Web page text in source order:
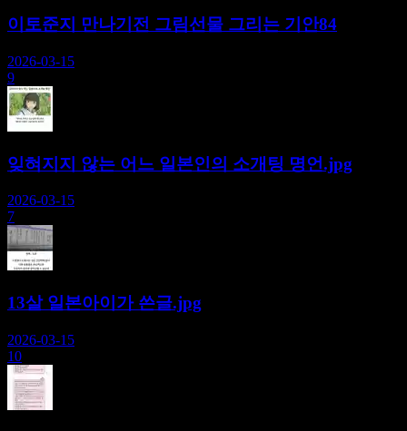
이토준지 만나기전 그림선물 그리는 기안84
2026-03-15
9
잊혀지지 않는 어느 일본인의 소개팅 명언.jpg
2026-03-15
7
13살 일본아이가 쓴글.jpg
2026-03-15
10